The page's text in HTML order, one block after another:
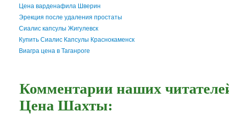
Цена варденафила Шверин
Эрекция после удаления простаты
Сиалис капсулы Жигулевск
Купить Сиалис Капсулы Краснокаменск
Виагра цена в Таганроге
Комментарии наших
Цена Шахты: